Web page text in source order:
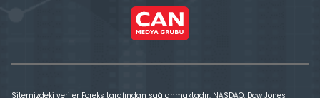
Sitemizdeki veriler Foreks tarafından sağlanmaktadır. NASDAQ, Dow Jones